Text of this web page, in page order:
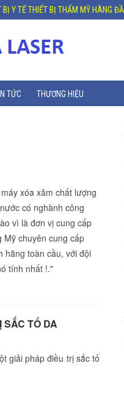
BỊ THẨM MỸ HÀNG ĐẦU VIỆT NAM
TỨC THƯƠNG HIỆU
xóa xăm chất lượng
có nghành công
vì là đơn vị cung cấp
Mỹ chuyên cung cấp
hãng toàn cầu, với đội
tính nhất !."
SẮC TỐ DA
giải pháp điều trị sắc tố